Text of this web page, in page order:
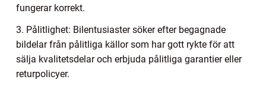
fungerar korrekt.
3. Pålitlighet: Bilentusiaster söker efter begagnade
bildelar från pålitliga källor som har gott rykte för att
sälja kvalitetsdelar och erbjuda pålitliga garantier eller
returpolicyer.